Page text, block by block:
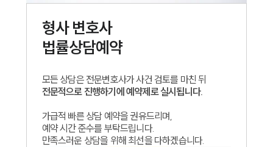
형사변호사
법률상담예약
모든 상담은 전문변호사가 사건 검토를 마친 뒤
전문적으로 진행하기에 예약제로 실시됩니다.
가급적 빠른 상담 예약을 권유드리며,
예약 시간 준수를 부탁드립니다.
만족스러운 상담을 위해 최선을 다하겠습니다.